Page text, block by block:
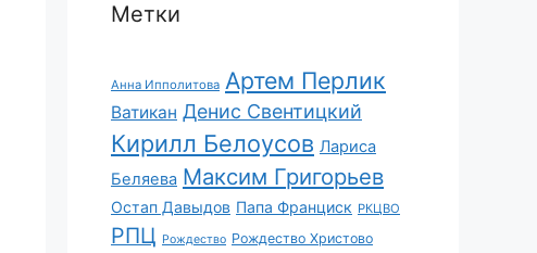
Метки
Анна Ипполитова Артем Перлик
Ватикан Денис Свентицкий
Кирилл Белоусов Лариса
Беляева Максим Григорьев
Остап Давыдов Папа Франциск РКЦВО
РПЦ Рождество Рождество Христово